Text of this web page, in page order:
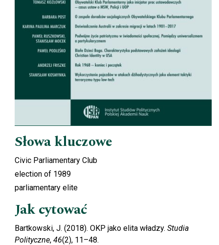
Słowa kluczowe
Civic Parliamentary Club
election of 1989
parliamentary elite
Jak cytować
Bartkowski, J. (2018). OKP jako elita władzy. Studia
Polityczne, 46(2), 11–48.